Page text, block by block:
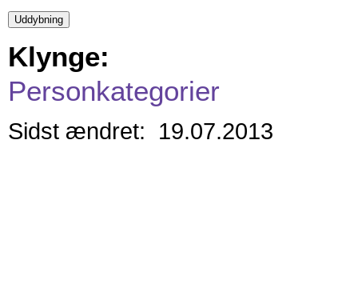
Klynge:
Personkategorier
Sidst ændret: 19.07.2013